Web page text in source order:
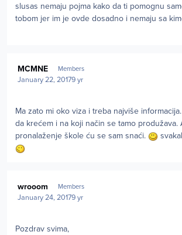
slusas nemaju pojma kako da ti pomognu
tobom jer im je ovde dosadno i nemaju sa
MCMNE Members
January 22, 20179 yr
Ma zato mi oko viza i treba najviše
da krećem i na koji način se tamo produžava.
pronalaženje škole ću se sam snaći.
wrooom Members
January 24, 20179 yr
Pozdrav svima,